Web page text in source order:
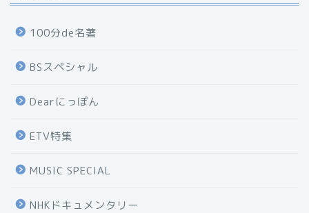
100分de名著
BSスペシャル
Dearにっぽん
ETV特集
MUSIC SPECIAL
NHKドキュメンタリー